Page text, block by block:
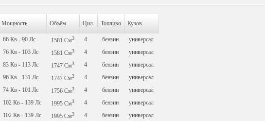
Мощность Объём Цил. Топливо Кузов
66 Кв - 90 Лс 1581 См3 4 бензин
универсал
76 Кв - 103 Лс 1581 См3 4 бензин
универсал
83 Кв - 113 Лс 1747 См3 4 бензин
универсал
96 Кв - 131 Лс 1747 См3 4 бензин
универсал
74 Кв - 101 Лс 1756 См3 4 бензин
универсал
102 Кв - 139 Лс 1995 См3 4 бензин
универсал
102 Кв - 139 Лс 1995 См3 4 бензин
универсал